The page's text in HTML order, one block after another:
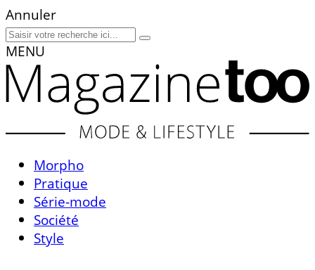
Annuler
MENU
Morpho
Pratique
Série-mode
Société
Style